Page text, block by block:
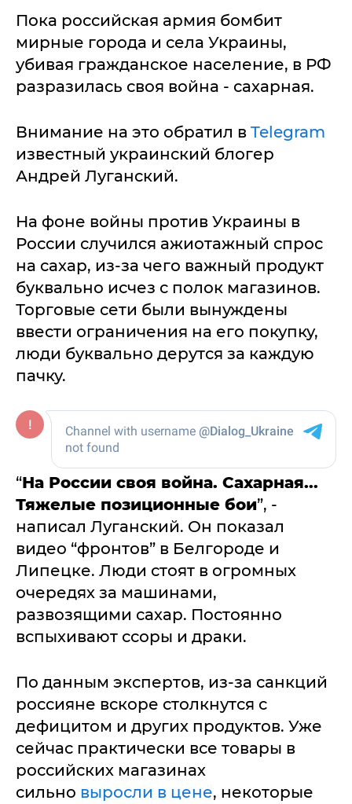
Пока российская армия бомбит
мирные города и села Украины,
убивая гражданское население, в РФ
разразилась своя война - сахарная.
Внимание на это обратил в Telegram
известный украинский блогер
Андрей Луганский.
На фоне войны против Украины в
России случился ажиотажный спрос
на сахар, из-за чего важный продукт
буквально исчез с полок магазинов.
Торговые сети были вынуждены
ввести ограничения на его покупку,
люди буквально дерутся за каждую
пачку.
“На России своя война. Сахарная...
Тяжелые позиционные бои”, -
написал Луганский. Он показал
видео “фронтов” в Белгороде и
Липецке. Люди стоят в огромных
очередях за машинами,
развозящими сахар. Постоянно
вспыхивают ссоры и драки.
По данным экспертов, из-за санкций
россияне вскоре столкнутся с
дефицитом и других продуктов. Уже
сейчас практически все товары в
российских магазинах
сильно выросли в цене, некоторые